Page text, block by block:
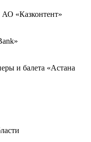
АО «Казконтент»
и балета «Астана